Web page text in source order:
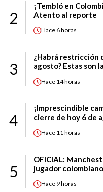
2
¡Tembló en
Atento al reporte
Hace 6 horas
3
¿Habrá restricción
agosto? Estas son
Hace 14 horas
4
¡Imprescindible
cierre de hoy 6 de
Hace 11 horas
5
OFICIAL:
jugador colombiano
Hace 9 horas